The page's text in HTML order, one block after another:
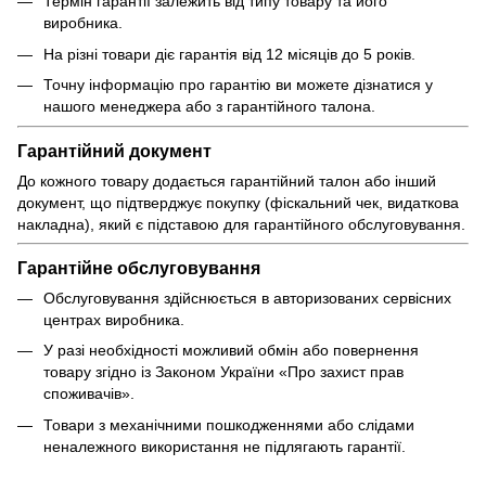
виробника.
На різні товари діє гарантія від 12 місяців до 5 років.
Точну інформацію про гарантію ви можете дізнатися у
нашого менеджера або з гарантійного талона.
Гарантійний документ
До кожного товару додається гарантійний талон або інший
документ, що підтверджує покупку (фіскальний чек, видаткова
накладна), який є підставою для гарантійного обслуговування.
Гарантійне обслуговування
Обслуговування здійснюється в авторизованих сервісних
центрах виробника.
У разі необхідності можливий обмін або повернення
товару згідно із Законом України «Про захист прав
споживачів».
Товари з механічними пошкодженнями або слідами
неналежного використання не підлягають гарантії.